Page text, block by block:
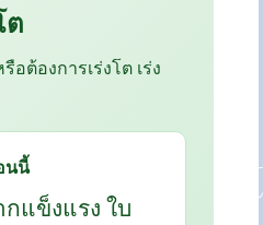
ต
ต้องการเร่งโต เร่ง
นนี้
แข็งแรง ใบ